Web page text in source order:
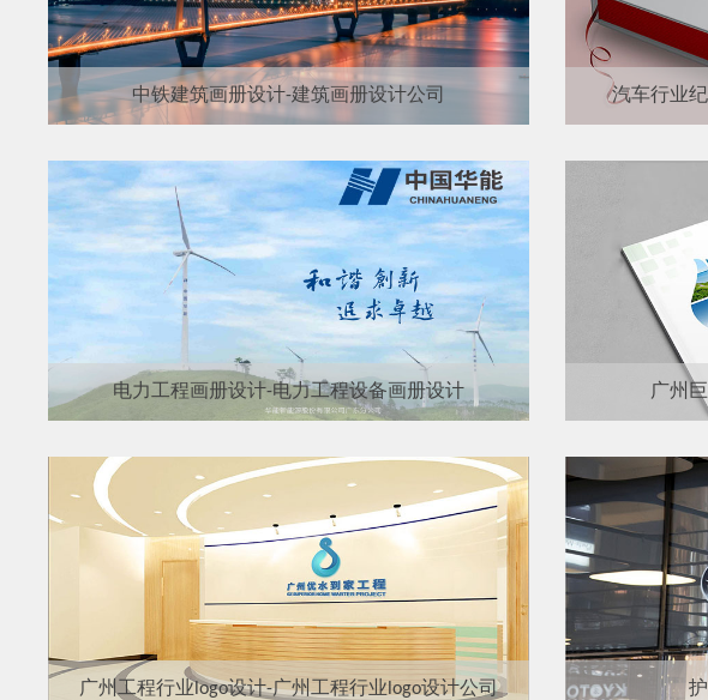
中铁建筑画册设计-建筑画册设计公司 汽车行业
电力工程画册设计-电力工程设备画册设计 广州
广州工程行业logo设计-广州工程行业logo设计公司